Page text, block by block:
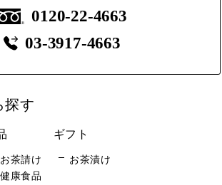
0120-22-4663
03-3917-4663
探す
お茶請け
健康食品
ギフト
お茶漬け